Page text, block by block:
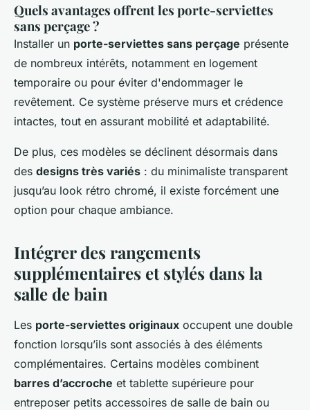
Quels avantages offrent les porte-serviettes
sans perçage ?
Installer un porte-serviettes sans perçage présente
de nombreux intérêts, notamment en logement
temporaire ou pour éviter d'endommager le
revêtement. Ce système préserve murs et crédence
intactes, tout en assurant mobilité et adaptabilité.
De plus, ces modèles se déclinent désormais dans
des designs très variés : du minimaliste transparent
jusqu’au look rétro chromé, il existe forcément une
option pour chaque ambiance.
Intégrer des rangements
supplémentaires et stylés dans la
salle de bain
Les porte-serviettes originaux occupent une double
fonction lorsqu’ils sont associés à des éléments
complémentaires. Certains modèles combinent
barres d’accroche et tablette supérieure pour
entreposer petits accessoires de salle de bain ou